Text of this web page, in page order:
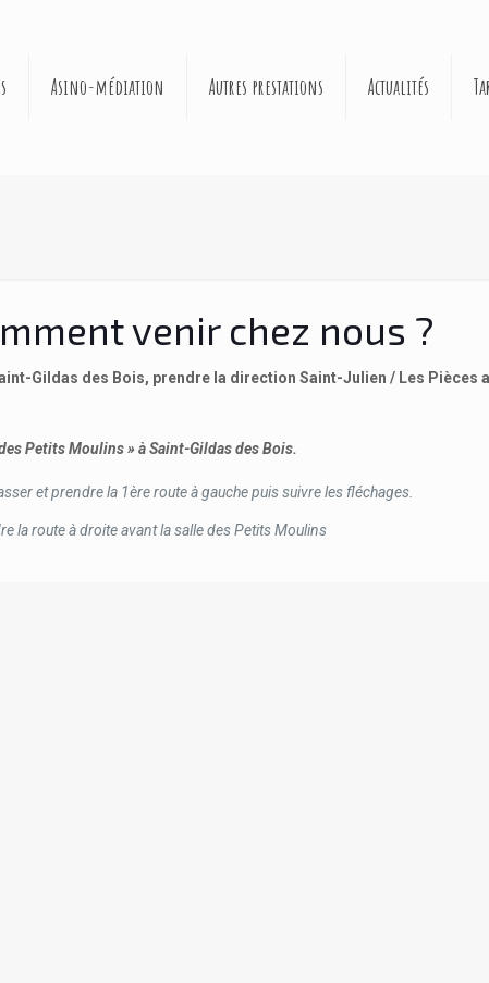
Asino-médiation Autres prestations Actualités
venir chez nous ?
Gildas des Bois, prendre la direction Saint-Julien / Les Pièces
Petits Moulins » à Saint-Gildas des Bois.
et prendre la 1ère route à gauche puis suivre les fléchages.
la route à droite avant la salle des Petits Moulins